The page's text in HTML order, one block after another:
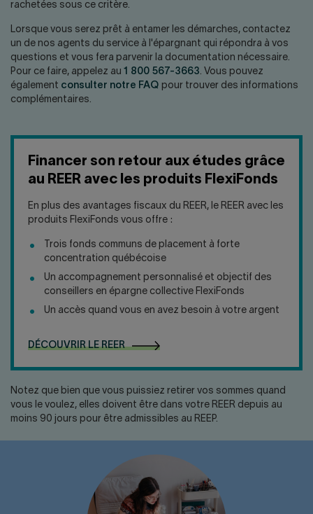
rachetées sous ce critère.
Lorsque vous serez prêt à entamer les démarches, contactez
un de nos agents du service à l'épargnant qui répondra à vos
questions et vous fera parvenir la documentation nécessaire.
Pour ce faire, appelez au 1 800 567-3663. Vous pouvez
également consulter notre FAQ pour trouver des informations
complémentaires.
Financer son retour aux études grâce
au REER avec les produits FlexiFonds
En plus des avantages fiscaux du REER, le REER avec les
produits FlexiFonds vous offre :
Trois fonds communs de placement à forte
concentration québécoise
Un accompagnement personnalisé et objectif des
conseillers en épargne collective FlexiFonds
Un accès quand vous en avez besoin à votre argent
DÉCOUVRIR LE REER
Notez que bien que vous puissiez retirer vos sommes quand
vous le voulez, elles doivent être dans votre REER depuis au
moins 90 jours pour être admissibles au REEP.